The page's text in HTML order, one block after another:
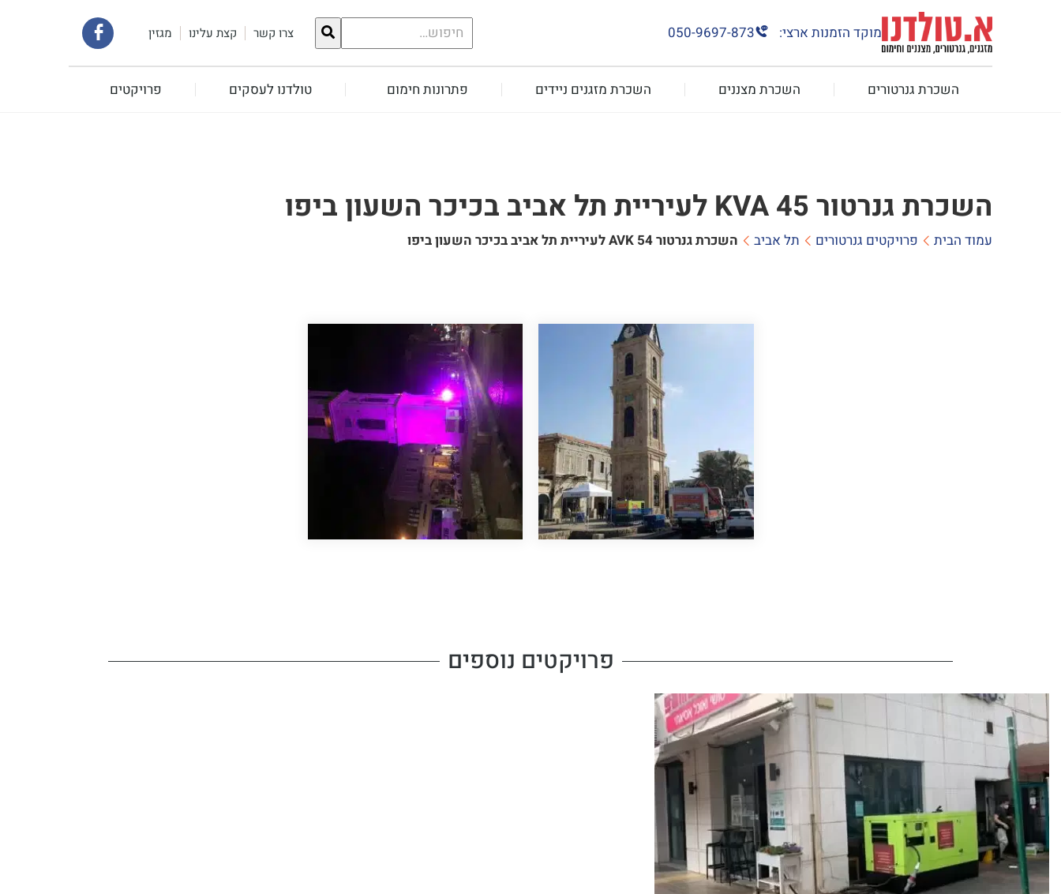
מוקד הזמנות ארצי: 050-9697-873
חיפוש
עבור:
צרו קשר קצת עלינו מגזין
קישור
לעמוד
השכרת גנרטורים השכרת מצננים השכרת מזגנים ניידים פתרונות חימום טולדנו לעסקים פרויקטים
השכרת גנרטור 45 KVA לעיריית תל אביב בכיכר השעון ביפו
עמוד הבית פרויקטים גנרטורים תל אביב השכרת גנרטור 45 KVA לעיריית תל אביב בכיכר השעון ביפו
פרויקטים נוספים